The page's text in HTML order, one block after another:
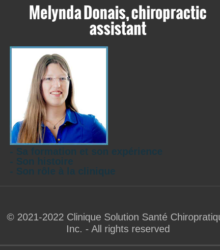
Melynda Donais, chiropractic
assistant
- Sa formation et son expérience
- Son histoire
- Son rôle à la clinique
© 2021-2022 Clinique Solution Santé
Inc. - All rights reserved